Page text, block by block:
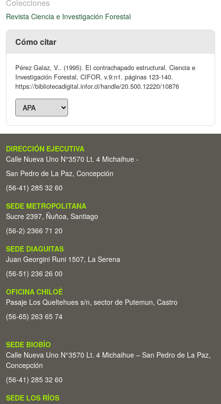
Colecciones
Revista Ciencia e Investigación Forestal
Cómo citar
Pérez Galaz, V.. (1995). El contrachapado estructural. Ciencia e
Investigación Forestal, CIFOR, v.9:n1. páginas 123-140.
https://bibliotecadigital.infor.cl/handle/20.500.12220/10876
DIRECCIÓN EJECUTIVA
Calle Nueva Uno N°3570 Lt. 4 Michaihue -
San Pedro de La Paz, Concepción
(56-41) 285 32 60
SEDE METROPOLITANA
Sucre 2397, Ñuñoa, Santiago
(56-2) 2366 71 20
SEDE DIAGUITAS
Juan Georgini Runi 1507, La Serena
(56-51) 236 26 00
OFICINA CHILOÉ
Pasaje Los Queltehues s/n, sector de Putemun, Castro
(56-65) 263 65 74
SEDE BIOBÍO
Calle Nueva Uno N°3570 Lt. 4 Michaihue – San Pedro de La Paz,
Concepción
(56-41) 285 32 60
SEDE LOS RÍOS